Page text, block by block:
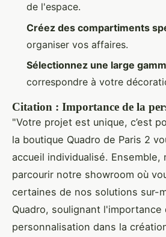
de l'espace.
Créez des compartiments
organiser vos affaires.
Sélectionnez une large
correspondre à votre
Citation : Importance de la
"Votre projet est unique, c’est
la boutique Quadro de Paris 2
accueil individualisé. Ensemble,
parcourir notre showroom où
certaines de nos solutions sur-
Quadro, soulignant l'importance
personnalisation dans la